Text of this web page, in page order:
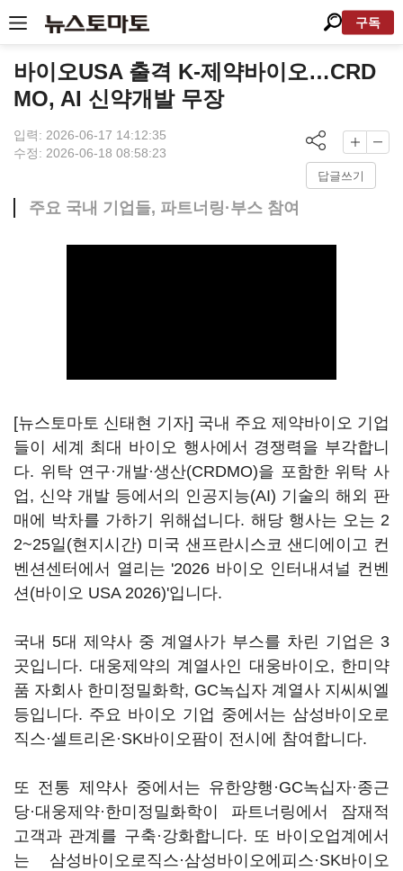
구독
바이오USA 출격 K-제약바이오…CRD
MO, AI 신약개발 무장
입력: 2026-06-17 14:12:35
수정: 2026-06-18 08:58:23
답글쓰기
주요 국내 기업들, 파트너링·부스 참여
[뉴스토마토 신태현 기자] 국내 주요 제약바이오 기업
들이 세계 최대 바이오 행사에서 경쟁력을 부각합니
다. 위탁 연구·개발·생산(CRDMO)을 포함한 위탁 사
업, 신약 개발 등에서의 인공지능(AI) 기술의 해외 판
매에 박차를 가하기 위해섭니다. 해당 행사는 오는 2
2~25일(현지시간) 미국 샌프란시스코 샌디에이고 컨
벤션센터에서 열리는 '2026 바이오 인터내셔널 컨벤
션(바이오 USA 2026)'입니다.
국내 5대 제약사 중 계열사가 부스를 차린 기업은 3
곳입니다. 대웅제약의 계열사인 대웅바이오, 한미약
품 자회사 한미정밀화학, GC녹십자 계열사 지씨씨엘
등입니다. 주요 바이오 기업 중에서는 삼성바이오로
직스·셀트리온·SK바이오팜이 전시에 참여합니다.
또 전통 제약사 중에서는 유한양행·GC녹십자·종근
당·대웅제약·한미정밀화학이 파트너링에서 잠재적
고객과 관계를 구축·강화합니다. 또 바이오업계에서
는 삼성바이오로직스·삼성바이오에피스·SK바이오